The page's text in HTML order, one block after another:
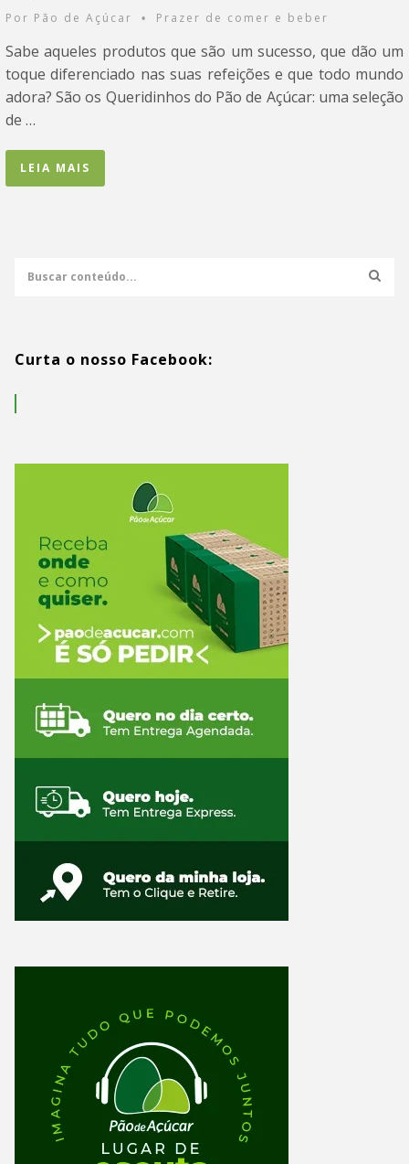
Por Pão de Açúcar • Prazer de comer e beber
Sabe aqueles produtos que são um sucesso, que dão um
toque diferenciado nas suas refeições e que todo mundo
adora? São os Queridinhos do Pão de Açúcar: uma seleção
de …
LEIA MAIS
Curta o nosso Facebook: